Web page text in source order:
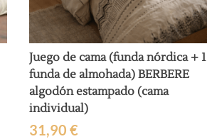
Juego de cama (funda nórdica + 1
funda de almohada) BERBERE
algodón estampado (cama
individual)
31,90€